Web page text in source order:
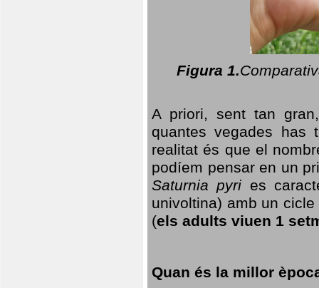
Figura 1.
A priori, sent tan
quantes vegades has
realitat és que el
podíem pensar en un
Saturnia pyri es
univoltina) amb un
(els adults viuen 1
Quan és la millor